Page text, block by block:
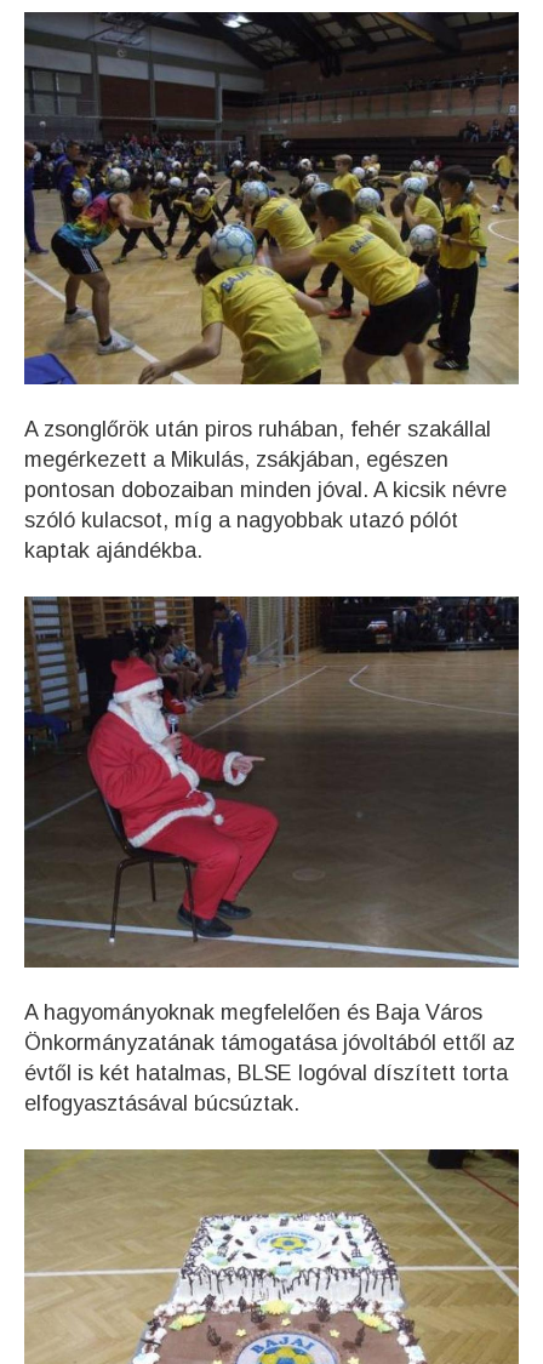
A zsonglőrök után piros ruhában, fehér szakállal
megérkezett a Mikulás, zsákjában, egészen
pontosan dobozaiban minden jóval. A kicsik névre
szóló kulacsot, míg a nagyobbak utazó pólót
kaptak ajándékba.
A hagyományoknak megfelelően és Baja Város
Önkormányzatának támogatása jóvoltából ettől az
évtől is két hatalmas, BLSE logóval díszített torta
elfogyasztásával búcsúztak.